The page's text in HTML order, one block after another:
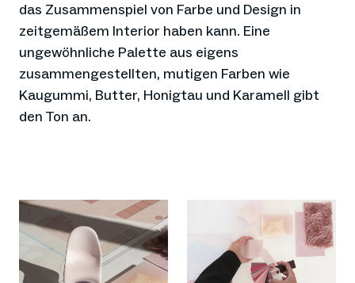
das Zusammenspiel von Farbe und Design in
zeitgemäßem Interior haben kann. Eine
ungewöhnliche Palette aus eigens
zusammengestellten, mutigen Farben wie
Kaugummi, Butter, Honigtau und Karamell gibt
den Ton an.